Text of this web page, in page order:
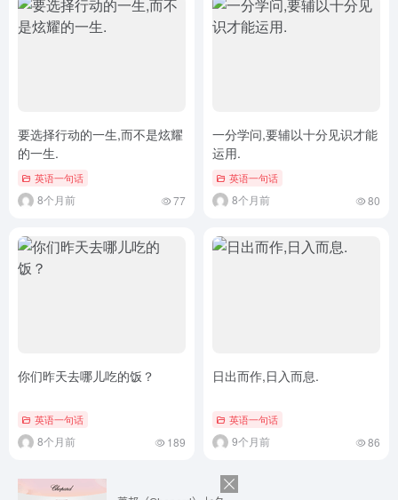
要选择行动的一生,而不是炫耀
的一生.
英语一句话
8个月前 77
一分学问,要辅以十分见识才能
运用.
英语一句话
8个月前 80
你们昨天去哪儿吃的饭？
英语一句话
8个月前 189
日出而作,日入而息.
英语一句话
9个月前 86